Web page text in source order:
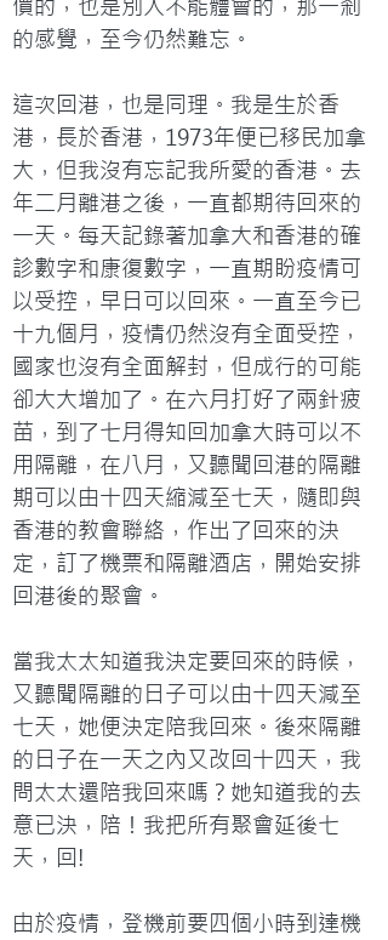
價的，也是別人不能體會的，那一刹
的感覺，至今仍然難忘。
這次回港，也是同理。我是生於香
港，長於香港，1973年便已移民加拿
大，但我沒有忘記我所愛的香港。去
年二月離港之後，一直都期待回來的
一天。每天記錄著加拿大和香港的確
診數字和康復數字，一直期盼疫情可
以受控，早日可以回來。一直至今已
十九個月，疫情仍然沒有全面受控，
國家也沒有全面解封，但成行的可能
卻大大增加了。在六月打好了兩針疲
苗，到了七月得知回加拿大時可以不
用隔離，在八月，又聽聞回港的隔離
期可以由十四天縮減至七天，隨即與
香港的教會聯絡，作出了回來的決
定，訂了機票和隔離酒店，開始安排
回港後的聚會。
當我太太知道我決定要回來的時候，
又聽聞隔離的日子可以由十四天減至
七天，她便決定陪我回來。後來隔離
的日子在一天之內又改回十四天，我
問太太還陪我回來嗎？她知道我的去
意已決，陪！我把所有聚會延後七
天，回!
由於疫情，登機前要四個小時到達機